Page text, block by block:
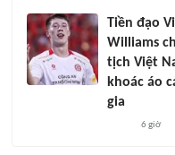
Tiền đạo
Williams
tịch Việt
khoác áo
gia
6 giờ